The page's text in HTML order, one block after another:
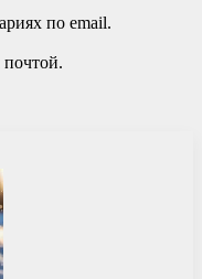
по email.
почтой.